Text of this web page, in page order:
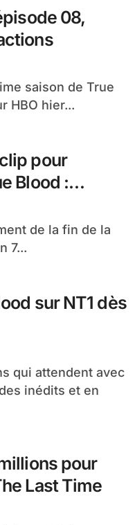
08,
HBO hier...
pour
Blood :
7...
sur NT1 dès
inédits et en
pour
Last Time